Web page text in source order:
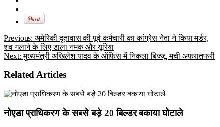
Previous: अमेरिकी दूतावास की पूर्व कर्मचारी का कांग्रेस नेता ने किया मर्डर,
शव गलाने के लिए डाला नमक और यूरिया
Next: मुख्‍यमंत्री अखिलेश यादव के ऑफिस में निकला बिज्‍जू, मची अफरातफरी
Related Articles
नोएडा प्राधिकरण के सबसे बड़े 20 बिल्डर बकाया घोटाले